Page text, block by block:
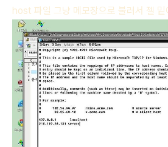
host 파일 그냥 메모장으로 불러서 젤 밑